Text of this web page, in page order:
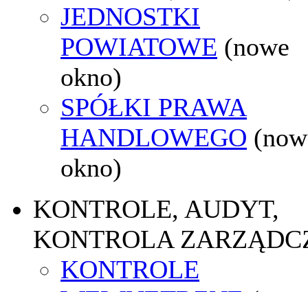
JEDNOSTKI
POWIATOWE (nowe
okno)
SPÓŁKI PRAWA
HANDLOWEGO
okno)
KONTROLE, AUDYT,
KONTROLA
KONTROLE